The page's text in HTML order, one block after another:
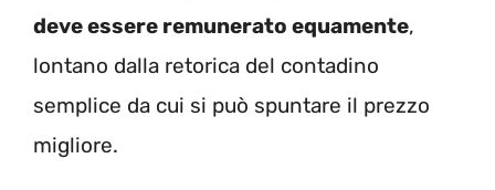
deve essere remunerato equamente,
lontano dalla retorica del contadino
semplice da cui si può spuntare il prezzo
migliore.